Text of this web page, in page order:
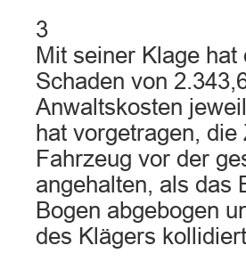
3
Mit seiner Klage
Schaden von
Anwaltskosten
hat vorgetragen,
Fahrzeug vor der
angehalten, als das
Bogen abgebogen
des Klägers